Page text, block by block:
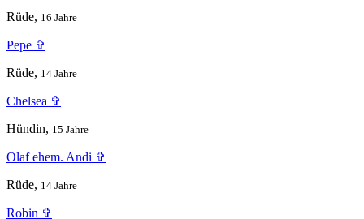
Rüde, 16 Jahre
Pepe ✞
Rüde, 14 Jahre
Chelsea ✞
Hündin, 15 Jahre
Olaf ehem. Andi ✞
Rüde, 14 Jahre
Robin ✞